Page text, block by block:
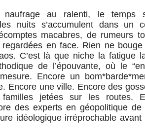
au ralenti, le temps
nuits s’accumulent dans un
macabres, de rumeurs
en face. Rien ne
C’est là que niche la fatigue
de l’épouvante, où le
Encore un
Encore une ville. Encore des
jetées sur les routes.
des experts en géopolitique
idéologique irréprochable